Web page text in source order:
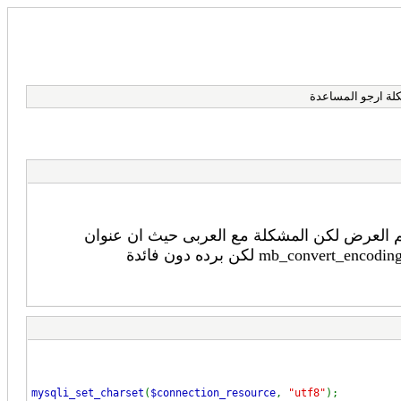
ارجو المساعدة
العرض لكن المشكلة مع العربى حيث ان عنوان
mysqli_set_charset ( $connection_resource, "utf8" );